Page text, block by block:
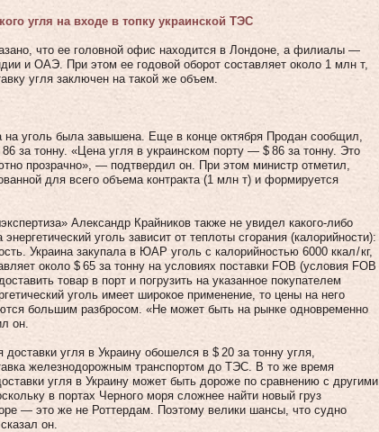
угля на входе в топку украинской ТЭС
что ее головной офис находится в Лондоне, а филиалы —
и ОАЭ. При этом ее годовой оборот составляет около 1 млн т,
угля заключен на такой же объем.
на уголь была завышена. Еще в конце октября Продан сообщил,
за тонну. «Цена угля в украинском порту — $ 86 за тонну. Это
прозрачно», — подтвердил он. При этом министр отметил,
для всего объема контракта (1 млн т) и формируется
Александр Крайников также не увидел какого‑либо
уголь зависит от теплоты сгорания (калорийности):
Украина закупала в ЮАР уголь с калорийностью 6000 ккал / кг,
около $ 65 за тонну на условиях поставки FOB (условия FOB
товар в порт и погрузить на указанное покупателем
уголь имеет широкое применение, то цены на него
большим разбросом. «Не может быть на рынке одновременно
он.
угля в Украину обошелся в $ 20 за тонну угля,
железнодорожным транспортом до ТЭС. В то же время
угля в Украину может быть дороже по сравнению с другими
в портах Черного моря сложнее найти новый груз
— это же не Роттердам. Поэтому велики шансы, что судно
он.